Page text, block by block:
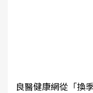
良醫健康網從「換